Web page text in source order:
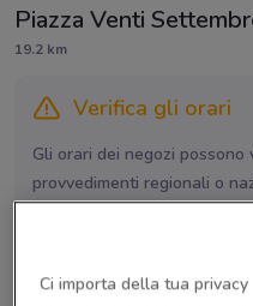
Piazza Venti
19.2 km
Verifica gli orari
Gli orari dei negozi
provvedimenti regionali o
chiamando il negozio.
Ci importa della tua privacy